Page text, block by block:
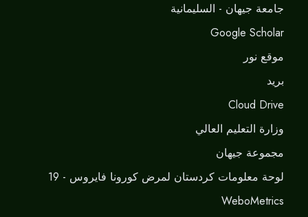
جامعة جيهان - السليمانية
Google Scholar
موقع نور
برید
Cloud Drive
وزارة التعليم العالي
مجموعة جيهان
لوحة معلومات كردستان لمرض كورونا فايروس - 19
WeboMetrics